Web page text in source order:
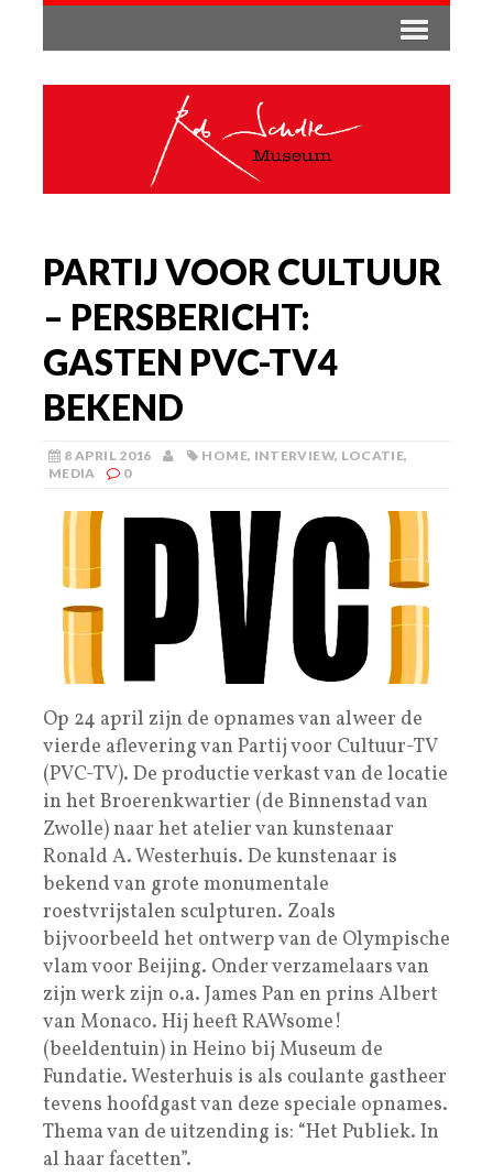
PARTIJ VOOR CULTUUR
– PERSBERICHT:
GASTEN PVC-TV4
BEKEND
8 APRIL 2016 HOME, INTERVIEW, LOCATIE,
MEDIA
0
Op 24 april zijn de opnames van alweer de
vierde aflevering van Partij voor Cultuur-TV
(PVC-TV). De productie verkast van de locatie
in het Broerenkwartier (de Binnenstad van
Zwolle) naar het atelier van kunstenaar
Ronald A. Westerhuis. De kunstenaar is
bekend van grote monumentale
roestvrijstalen sculpturen. Zoals
bijvoorbeeld het ontwerp van de Olympische
vlam voor Beijing. Onder verzamelaars van
zijn werk zijn o.a. James Pan en prins Albert
van Monaco. Hij heeft RAWsome!
(beeldentuin) in Heino bij Museum de
Fundatie. Westerhuis is als coulante gastheer
tevens hoofdgast van deze speciale opnames.
Thema van de uitzending is: “Het Publiek. In
al haar facetten”.